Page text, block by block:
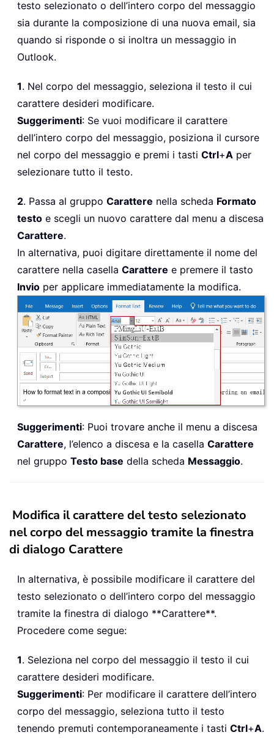
testo selezionato o dell’intero corpo del messaggio
sia durante la composizione di una nuova email, sia
quando si risponde o si inoltra un messaggio in
Outlook.
1. Nel corpo del messaggio, seleziona il testo il cui
carattere desideri modificare.
Suggerimenti: Se vuoi modificare il carattere
dell’intero corpo del messaggio, posiziona il cursore
nel corpo del messaggio e premi i tasti Ctrl+A per
selezionare tutto il testo.
2. Passa al gruppo Carattere nella scheda Formato
testo e scegli un nuovo carattere dal menu a discesa
Carattere.
In alternativa, puoi digitare direttamente il nome del
carattere nella casella Carattere e premere il tasto
Invio per applicare immediatamente la modifica.
Suggerimenti: Puoi trovare anche il menu a discesa
Carattere, l’elenco a discesa e la casella Carattere
nel gruppo Testo base della scheda Messaggio.
Modifica il carattere del testo selezionato
nel corpo del messaggio tramite la finestra
di dialogo Carattere
In alternativa, è possibile modificare il carattere del
testo selezionato o dell’intero corpo del messaggio
tramite la finestra di dialogo **Carattere**.
Procedere come segue:
1. Seleziona nel corpo del messaggio il testo il cui
carattere desideri modificare.
Suggerimenti: Per modificare il carattere dell’intero
corpo del messaggio, seleziona tutto il testo
tenendo premuti contemporaneamente i tasti Ctrl+A.